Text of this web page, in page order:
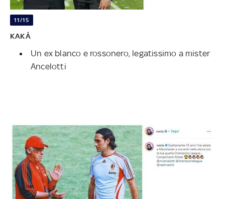
11/15
KAKÁ
Un ex blanco e rossonero, legatissimo a mister
Ancelotti